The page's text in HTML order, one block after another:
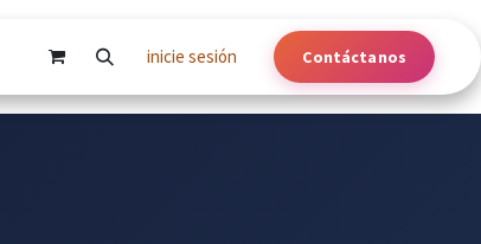
inicie sesión Contáctanos